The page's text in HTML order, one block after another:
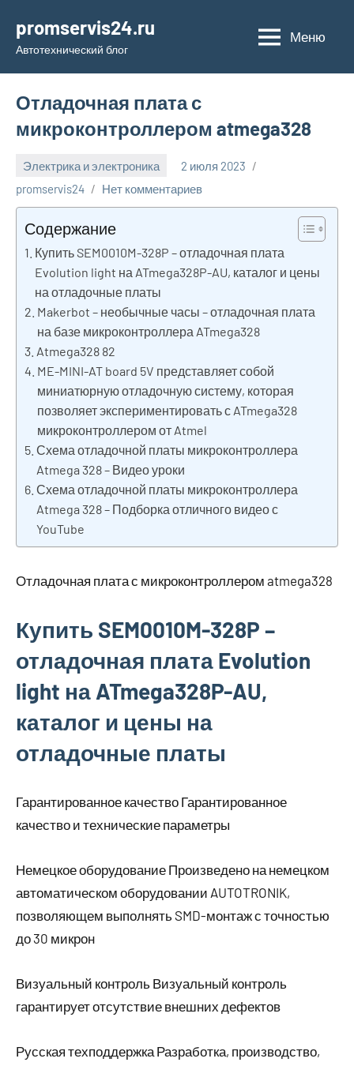
содержимому
promservis24.ru
Автотехнический блог
Меню
Отладочная плата с
микроконтроллером atmega328
Электрика и электроника
2 июля 2023
promservis24
Нет комментариев
Содержание
Купить SEM0010M-328P – отладочная плата
Evolution light на ATmega328P-AU, каталог и цены
на отладочные платы
Makerbot – необычные часы – отладочная плата
на базе микроконтроллера ATmega328
Atmega328 82
ME-MINI-AT board 5V представляет собой
миниатюрную отладочную систему, которая
позволяет экспериментировать с ATmega328
микроконтроллером от Atmel
Схема отладочной платы микроконтроллера
Atmega 328 – Видео уроки
Схема отладочной платы микроконтроллера
Atmega 328 – Подборка отличного видео с
YouTube
Отладочная плата с микроконтроллером atmega328
Купить SEM0010M-328P –
отладочная плата Evolution
light на ATmega328P-AU,
каталог и цены на
отладочные платы
Гарантированное качество Гарантированное
качество и технические параметры
Немецкое оборудование Произведено на немецком
автоматическом оборудовании AUTOTRONIK,
позволяющем выполнять SMD-монтаж с точностью
до 30 микрон
Визуальный контроль Визуальный контроль
гарантирует отсутствие внешних дефектов
Русская техподдержка Разработка, производство,